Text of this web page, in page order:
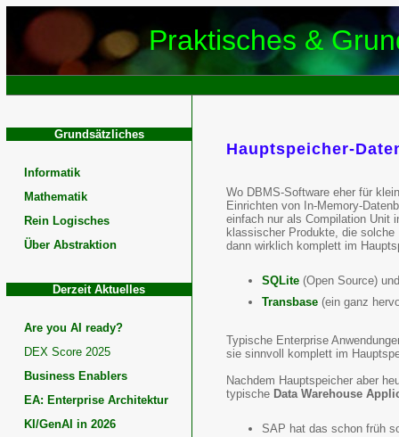
Praktisches &
Grundsätzliches
Informatik
Mathematik
Rein Logisches
Über Abstraktion
Derzeit Aktuelles
Are you AI ready?
DEX Score 2025
Business Enablers
EA: Enterprise Architektur
KI/GenAI in 2026
In-
Memory-
In-
Memory-
Hauptspeicher-
Wo DBMS-Software eher für
Einrichten von In-Memory-
einfach nur als Compilation Unit
klassischer Produkte, die
dann wirklich komplett im
SQLite (Open Source) und
Transbase (ein ganz
Typische Enterprise
sie sinnvoll komplett im
Nachdem Hauptspeicher aber
typische Data Warehouse
SAP hat das schon früh